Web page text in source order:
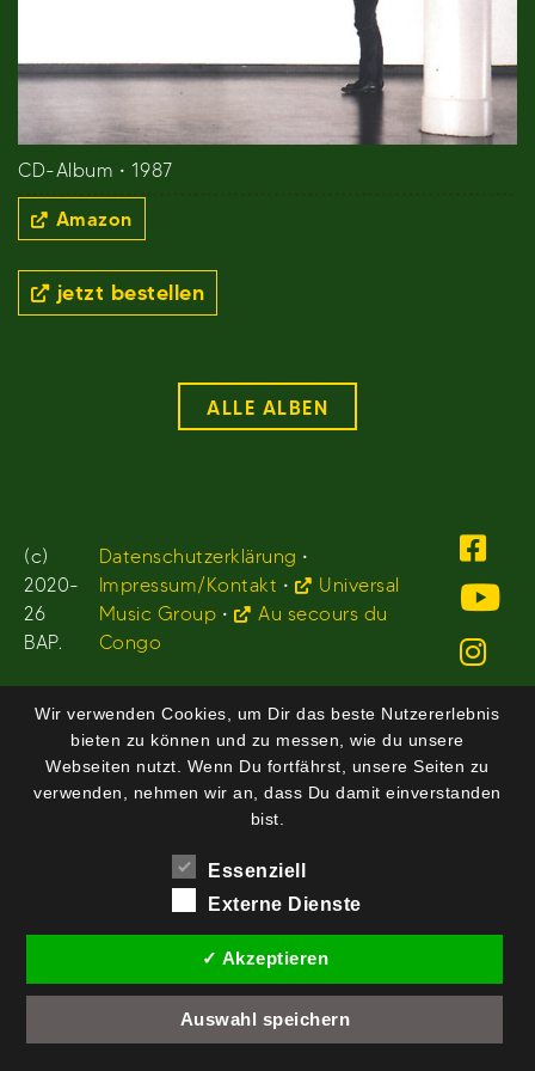
CD-Album • 1987
Amazon
jetzt bestellen
ALLE ALBEN
(c)
2020-
26
BAP.
Datenschutzerklärung •
Impressum/Kontakt •
Universal
Music Group •
Au secours du
Congo
Wir verwenden Cookies, um Dir das beste Nutzererlebnis
bieten zu können und zu messen, wie du unsere
Webseiten nutzt. Wenn Du fortfährst, unsere Seiten zu
verwenden, nehmen wir an, dass Du damit einverstanden
bist.
Essenziell
Externe Dienste
✓ Akzeptieren
Auswahl speichern